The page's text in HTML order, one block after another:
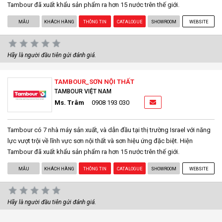
Tambour đã xuất khẩu sản phẩm ra hơn 15 nước trên thế giới.
MẪU KHÁCH HÀNG THÔNG TIN CATALOGUE SHOWROOM WEBSITE
Hãy là người đầu tiên gửi đánh giá.
TAMBOUR_SƠN NỘI THẤT
TAMBOUR VIỆT NAM
Ms. Trâm 0908 193 030
Tambour có 7 nhà máy sản xuất, và dẫn đầu tại thị trường Israel với năng
lực vượt trội về lĩnh vực sơn nội thất và sơn hiệu ứng đặc biệt. Hiện
Tambour đã xuất khẩu sản phẩm ra hơn 15 nước trên thế giới.
MẪU KHÁCH HÀNG THÔNG TIN CATALOGUE SHOWROOM WEBSITE
Hãy là người đầu tiên gửi đánh giá.